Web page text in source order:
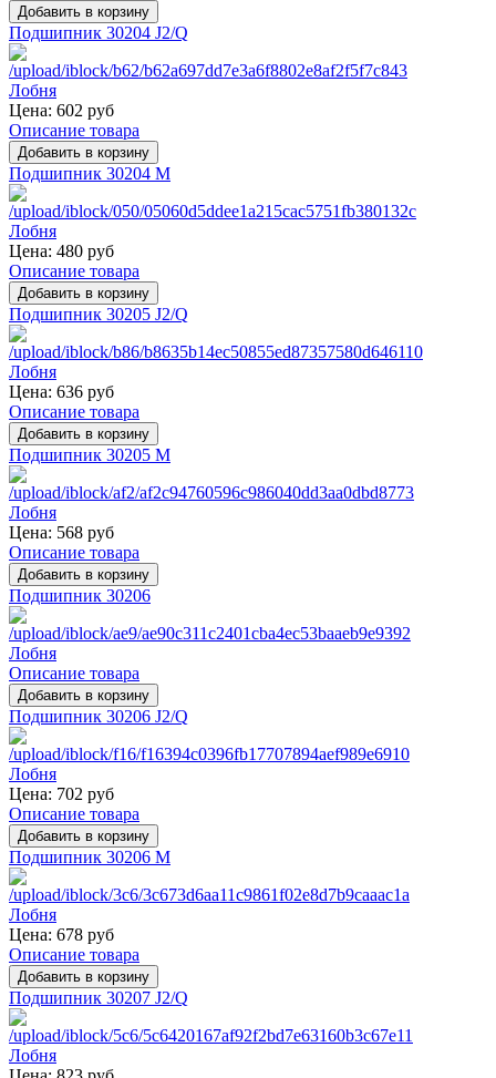
Подшипник 30204 J2/Q
Цена: 602 руб
Описание товара
Подшипник 30204 M
Цена: 480 руб
Описание товара
Подшипник 30205 J2/Q
Цена: 636 руб
Описание товара
Подшипник 30205 M
Цена: 568 руб
Описание товара
Подшипник 30206
Описание товара
Подшипник 30206 J2/Q
Цена: 702 руб
Описание товара
Подшипник 30206 M
Цена: 678 руб
Описание товара
Подшипник 30207 J2/Q